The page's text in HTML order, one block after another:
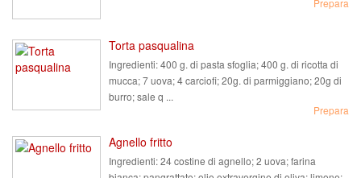
Prepara
Torta pasqualina
Ingredienti:400 g. di pasta sfoglia; 400 g. di ricotta di
mucca; 7 uova; 4 carciofi; 20g. di parmiggiano; 20g di
burro; sale q ...
Prepara
Agnello fritto
Ingredienti:24 costine di agnello; 2 uova; farina